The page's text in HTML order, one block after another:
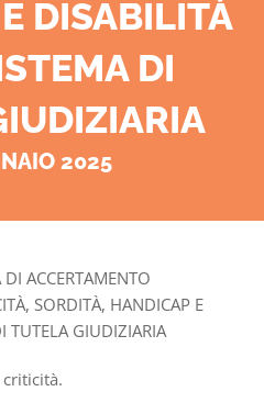
DISABILITÀ
DI
2025